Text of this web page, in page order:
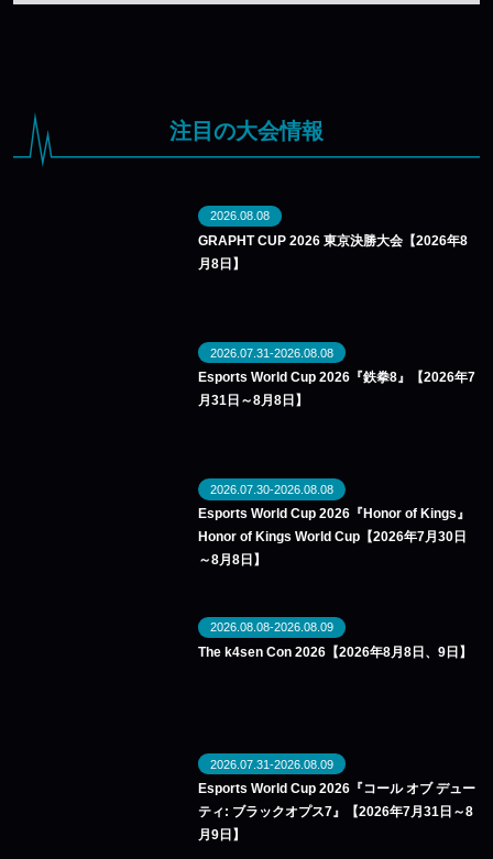
注目の大会情報
2026.08.08
GRAPHT CUP 2026 東京決勝大会【2026年8
月8日】
2026.07.31-2026.08.08
Esports World Cup 2026『鉄拳8』【2026年7
月31日～8月8日】
2026.07.30-2026.08.08
Esports World Cup 2026『Honor of Kings』
Honor of Kings World Cup【2026年7月30日
～8月8日】
2026.08.08-2026.08.09
The k4sen Con 2026【2026年8月8日、9日】
2026.07.31-2026.08.09
Esports World Cup 2026『コール オブ デュー
ティ: ブラックオプス7』【2026年7月31日～8
月9日】